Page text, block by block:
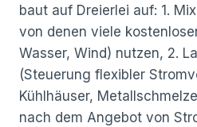
baut auf Dreierlei auf: 1.
von denen viele
Wasser, Wind) nutzen, 2.
(Steuerung flexibler
Kühlhäuser,
nach dem Angebot von